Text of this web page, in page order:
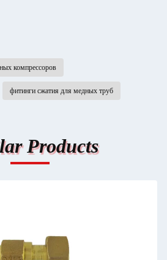
компрессоров
фитинги сжатия для медных труб
Products